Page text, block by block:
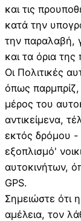
και τις
κατά την
την παραλαβή,
και τα όρια της
Οι Πολιτικές
όπως
μέρος του
αντικείμενα,
εκτός δρόμου -
εξοπλισμό'
αυτοκινήτων,
GPS.
Σημειώστε ότι
αμέλεια, τον